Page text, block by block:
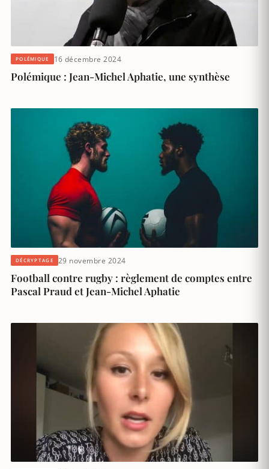
POLÉMIQUE 16 décembre 2024
Polémique : Jean-Michel Aphatie, une synthèse
DÉCRYPTAGE 29 novembre 2024
Football contre rugby : règlement de comptes entre
Pascal Praud et Jean-Michel Aphatie